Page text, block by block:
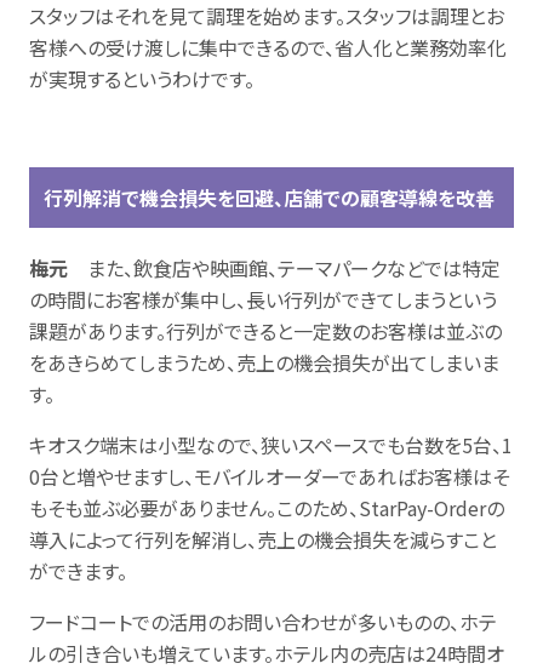
スタッフはそれを見て調理を始めます。スタッフは調理とお
客様への受け渡しに集中できるので、省人化と業務効率化
が実現するというわけです。
行列解消で機会損失を回避、店舗での顧客導線を改善
梅元 また、飲食店や映画館、テーマパークなどでは特定
の時間にお客様が集中し、長い行列ができてしまうという
課題があります。行列ができると一定数のお客様は並ぶの
をあきらめてしまうため、売上の機会損失が出てしまいま
す。
キオスク端末は小型なので、狭いスペースでも台数を5台、1
0台と増やせますし、モバイルオーダーであればお客様はそ
もそも並ぶ必要がありません。このため、StarPay-Orderの
導入によって行列を解消し、売上の機会損失を減らすこと
ができます。
フードコートでの活用のお問い合わせが多いものの、ホテ
ルの引き合いも増えています。ホテル内の売店は24時間オ